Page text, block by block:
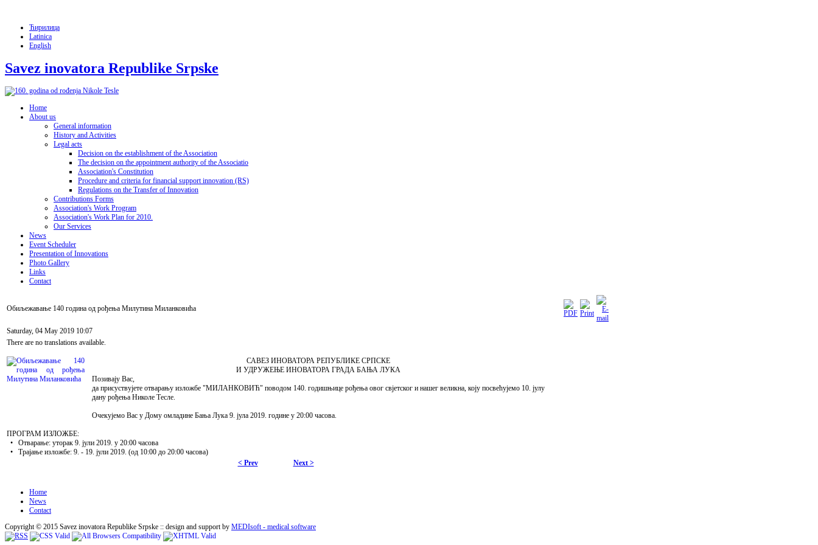
Ћирилица
Latinica
English
Savez inovatora Republike Srpske
Home
About us
General information
History and Activities
Legal acts
Decision on the establishment of the Association
The decision on the appointment authority of the Associatio
Association's Constitution
Procedure and criteria for financial support innovation (RS)
Regulations on the Transfer of Innovation
Contributions Forms
Association's Work Program
Association's Work Plan for 2010.
Our Services
News
Event Scheduler
Presentation of Innovations
Photo Gallery
Links
Contact
Обиљежавање 140 година од рођења Милутина Миланковића
Saturday, 04 May 2019 10:07
There are no translations available.
САВЕЗ ИНОВАТОРА РЕПУБЛИКЕ СРПСКЕ
И УДРУЖЕЊЕ ИНОВАТОРА ГРАДА БАЊА ЛУКА
Позивају Вас,
да присуствујете отварању изложбе "МИЛАНКОВИЋ" поводом 140. годишњице рођења овог свјетског и нашег великна, коју посвећујемо 10. јулу
дану рођења Николе Тесле.
Очекујемо Вас у Дому омладине Бања Лука 9. јула 2019. године у 20:00 часова.
ПРОГРАМ ИЗЛОЖБЕ:
• Отварање: уторак 9. јули 2019. у 20:00 часова
• Трајање изложбе: 9. - 19. јули 2019. (од 10:00 до 20:00 часова)
< Prev
Next >
Home
News
Contact
Copyright © 2015 Savez inovatora Republike Srpske :: design and support by MEDIsoft - medical software